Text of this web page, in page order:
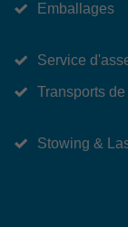
Emballages
Service
Transports
Stowing &